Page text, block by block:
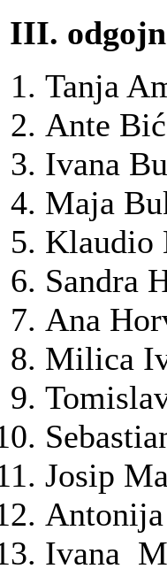
III.
Tanja
Ante
Ivana
Maja
Klaudio
Sandra
Ana
Milica
Josip
Ivana